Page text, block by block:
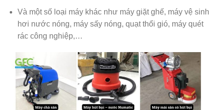
Và một số loại máy khác như máy giặt ghế, máy vệ sinh
hơi nước nóng, máy sấy nóng, quạt thổi gió, máy quét
rác công nghiệp,…